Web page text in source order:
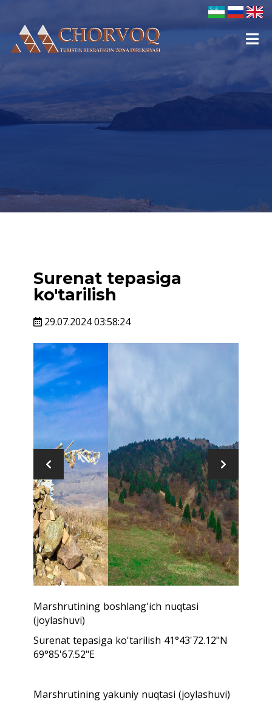
Surenat tepasiga
ko'tarilish
29.07.2024 03:58:24
Marshrutining boshlang'ich nuqtasi
(joylashuvi)
Surenat tepasiga ko'tarilish 41°43'72.12"N
69°85'67.52"E
Marshrutining yakuniy nuqtasi (joylashuvi)